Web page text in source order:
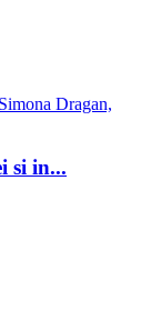
Dragan,
si in...